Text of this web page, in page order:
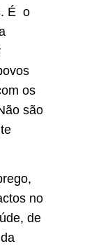
É o
os
são
no
de